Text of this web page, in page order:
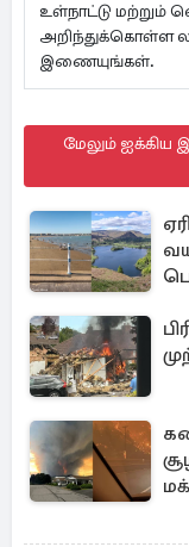
உள்நாட்டு மற்றும்
அறிந்துக்கொள்ள
இணையுங்கள்.
மேலும் ஐக்கிய